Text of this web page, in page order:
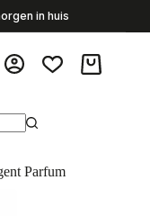
in huis
Parfum